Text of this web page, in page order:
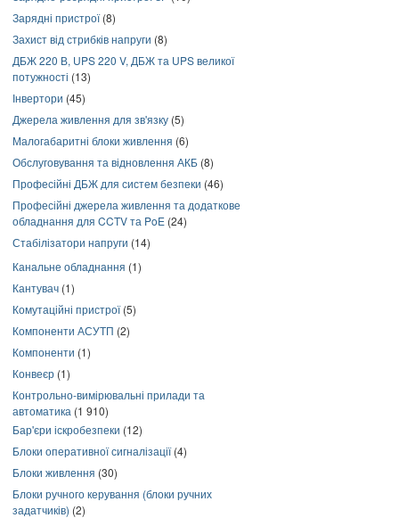
Зарядні пристрої(8)
Захист від стрибків напруги (8)
ДБЖ 220 В, UPS 220 V, ДБЖ та UPS великої
потужності (13)
Інвертори (45)
Джерела живлення для зв'язку (5)
Малогабаритні блоки живлення (6)
Обслуговування та відновлення АКБ (8)
Професійні ДБЖ для систем безпеки (46)
Професійні джерела живлення та додаткове
обладнання для CCTV та PoE (24)
Стабілізатори напруги (14)
Канальне обладнання (1)
Кантувач (1)
Комутаційні пристрої(5)
Компоненти АСУТП (2)
Компоненти (1)
Конвеєр (1)
Контрольно-вимірювальні прилади та
автоматика (1 910)
Бар'єри іскробезпеки (12)
Блоки оперативної сигналізації(4)
Блоки живлення (30)
Блоки ручного керування (блоки ручних
задатчиків) (2)